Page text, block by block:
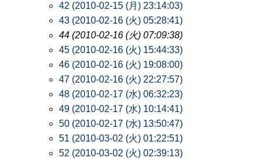
42 (2010-02-15 (月) 23:14:03)
43 (2010-02-16 (火) 05:28:41)
44 (2010-02-16 (火) 07:09:38)
45 (2010-02-16 (火) 15:44:33)
46 (2010-02-16 (火) 19:08:00)
47 (2010-02-16 (火) 22:27:57)
48 (2010-02-17 (水) 06:32:23)
49 (2010-02-17 (水) 10:14:41)
50 (2010-02-17 (水) 13:50:47)
51 (2010-03-02 (火) 01:22:51)
52 (2010-03-02 (火) 02:39:13)